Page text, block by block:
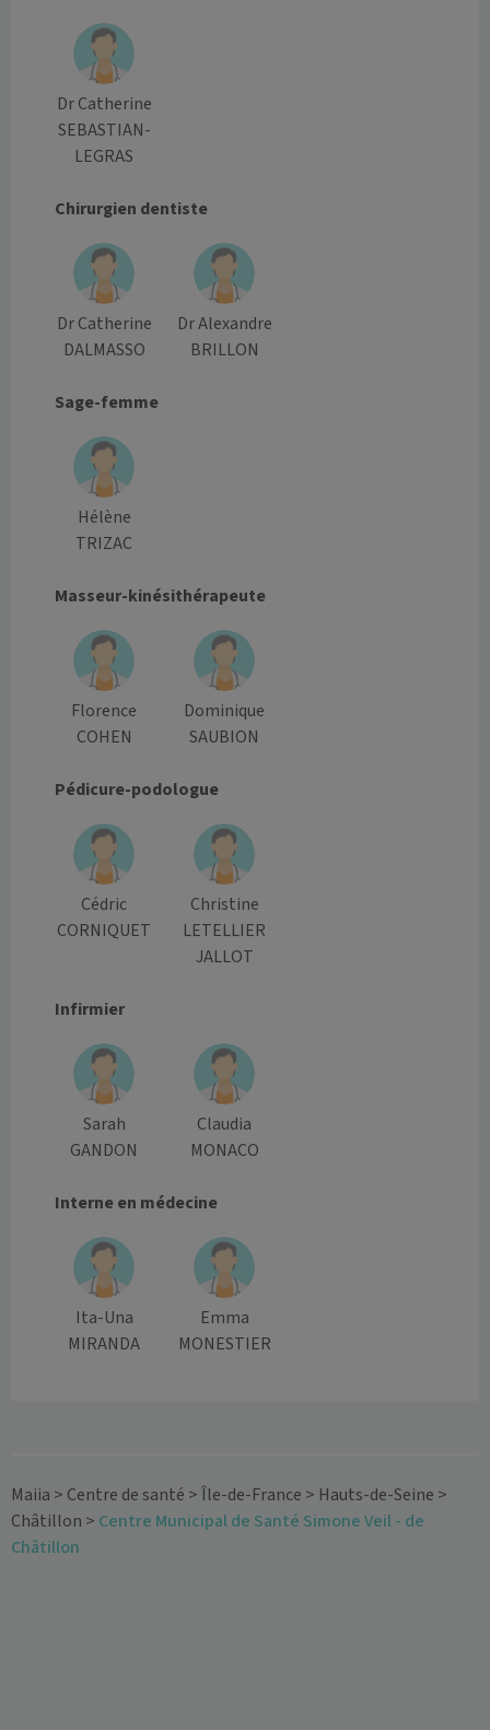
Dr Catherine
SEBASTIAN-
LEGRAS
Chirurgien dentiste
Dr Catherine
DALMASSO
Dr Alexandre
BRILLON
Sage-femme
Hélène
TRIZAC
Masseur-kinésithérapeute
Florence
COHEN
Dominique
SAUBION
Pédicure-podologue
Cédric
CORNIQUET
Christine
LETELLIER
JALLOT
Infirmier
Sarah
GANDON
Claudia
MONACO
Interne en médecine
Ita-Una
MIRANDA
Emma
MONESTIER
Maiia > Centre de santé >Île-de-France > Hauts-de-Seine >
Châtillon > Centre Municipal de Santé Simone Veil - de
Châtillon